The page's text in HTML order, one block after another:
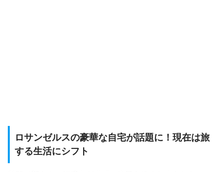
ロサンゼルスの豪華な自宅が話題に！現在は旅
する生活にシフト